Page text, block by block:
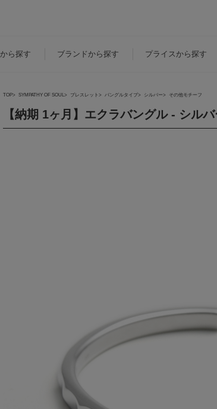
から探す ブランド から探す プライス から探す
TOP SYMPATHY OF SOUL ブレスレット バングルタイプ シルバー その他モチーフ
【納期 1ヶ月】エクラバングル - シル